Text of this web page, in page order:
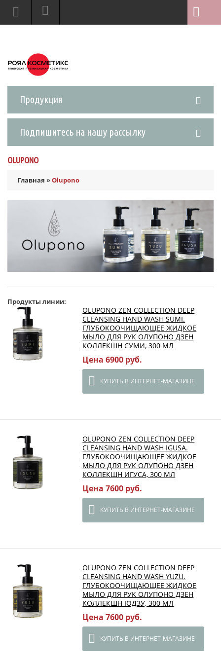
Продукция
Подпишитесь на нашу рассылку
OLUPONO
Главная »Olupono
Продукты линии:
OLUPONO ZEN COLLECTION DEEP
CLEANSING HAND WASH SUMI.
ГЛУБОКООЧИЩАЮЩЕЕ ЖИДКОЕ
МЫЛО ДЛЯ РУК ОЛУПОНО ДЗЕН
КОЛЛЕКШН СУМИ, 300 МЛ
Цена 6900 руб.
КУПИТЬ В ИНТЕРНЕТ-МАГАЗИНЕ
OLUPONO ZEN COLLECTION DEEP
CLEANSING HAND WASH IGUSA.
ГЛУБОКООЧИЩАЮЩЕЕ ЖИДКОЕ
МЫЛО ДЛЯ РУК ОЛУПОНО ДЗЕН
КОЛЛЕКШН ИГУСА, 300 МЛ
Цена 7600 руб.
КУПИТЬ В ИНТЕРНЕТ-МАГАЗИНЕ
OLUPONO ZEN COLLECTION DEEP
CLEANSING HAND WASH YUZU.
ГЛУБОКООЧИЩАЮЩЕЕ ЖИДКОЕ
МЫЛО ДЛЯ РУК ОЛУПОНО ДЗЕН
КОЛЛЕКШН ЮДЗУ, 300 МЛ
Цена 7600 руб.
КУПИТЬ В ИНТЕРНЕТ-МАГАЗИНЕ